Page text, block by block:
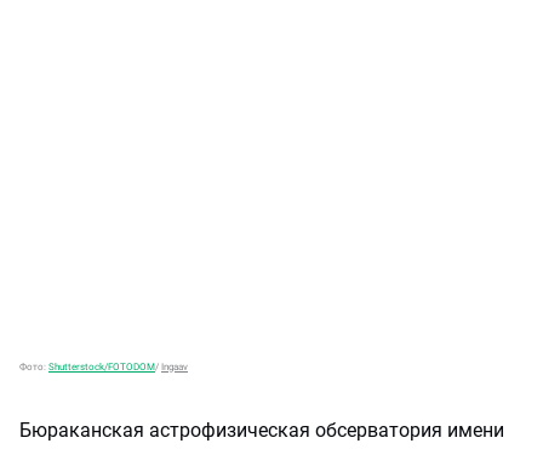
Фото: Shutterstock/FOTODOM/ Ingaav
Бюраканская астрофизическая обсерватория имени